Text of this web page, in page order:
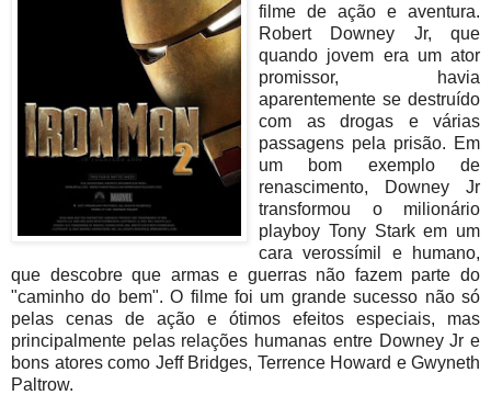
filme de ação e aventura.
Robert Downey Jr, que
quando jovem era um ator
promissor, havia
aparentemente se destruído
com as drogas e várias
passagens pela prisão. Em
um bom exemplo de
renascimento, Downey Jr
transformou o milionário
playboy Tony Stark em um
cara verossímil e humano,
que descobre que armas e guerras não fazem parte do
"caminho do bem". O filme foi um grande sucesso não só
pelas cenas de ação e ótimos efeitos especiais, mas
principalmente pelas relações humanas entre Downey Jr e
bons atores como Jeff Bridges, Terrence Howard e Gwyneth
Paltrow.